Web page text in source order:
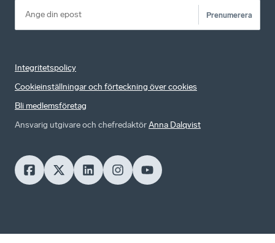
Prenumerera
Integritetspolicy
Cookieinställningar och förteckning över cookies
Bli medlemsföretag
Ansvarig utgivare och chefredaktörAnna Dalqvist